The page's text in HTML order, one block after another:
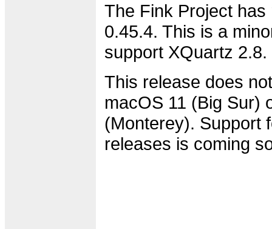
The Fink Project
0.45.4. This is a
support XQuartz 2.8.
This release does
macOS 11 (Big Sur)
(Monterey). Support
releases is coming